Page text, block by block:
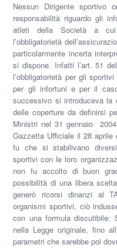
Nessun Dirigente sportivo
responsabilità riguardo gli
atleti della Società a cui
l’obbligatorietà
particolarmente incerta
si dispone. Infatti l’art. 51
l’obbligatorietà per gli
per gli infortuni e per il
successivo si introduceva la
delle coperture da definirsi
Ministri nel 31 gennaio
Gazzetta Ufficiale il 28
fu che si stabilivano
sportivi con le loro
non fu accolto di buon
possibilità di una libera
generò ricorsi dinanzi al
organismi sportivi, ciò
con una formula discutibile:
nella Legge originale, fino
parametri che sarebbe poi